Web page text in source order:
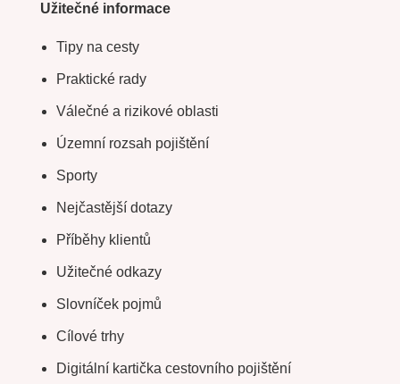
Užitečné informace
Tipy na cesty
Praktické rady
Válečné a rizikové oblasti
Územní rozsah pojištění
Sporty
Nejčastější dotazy
Příběhy klientů
Užitečné odkazy
Slovníček pojmů
Cílové trhy
Digitální kartička cestovního pojištění